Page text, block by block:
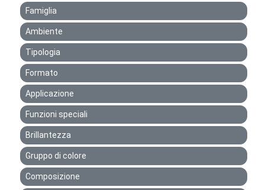
Famiglia
Ambiente
Tipologia
Formato
Applicazione
Funzioni speciali
Brillantezza
Gruppo di colore
Composizione